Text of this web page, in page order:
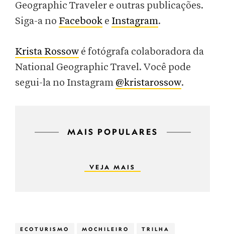
Geographic Traveler e outras publicações.
Siga-a no Facebook e Instagram.
Krista Rossow é fotógrafa colaboradora da
National Geographic Travel. Você pode
segui-la no Instagram @kristarossow.
MAIS POPULARES
VEJA MAIS
ECOTURISMO MOCHILEIRO TRILHA